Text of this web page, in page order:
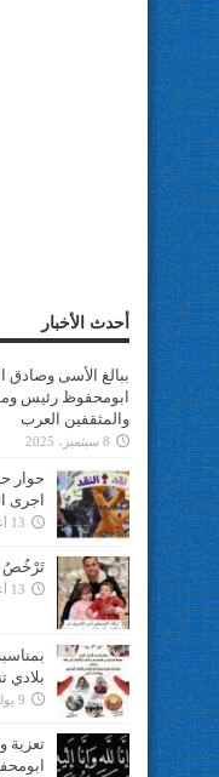
أحدث الأخبار
ببالغ الأسى وصادق
ابومحفوظ رئيس
والمثقفين العرب
8 سبتمبر، 2025
حوار
اجرى
13 أغسطس، 2025
تَرْخُصُ
13 أغسطس، 2025
بلادي
9 يوليو، 2025
تعزية